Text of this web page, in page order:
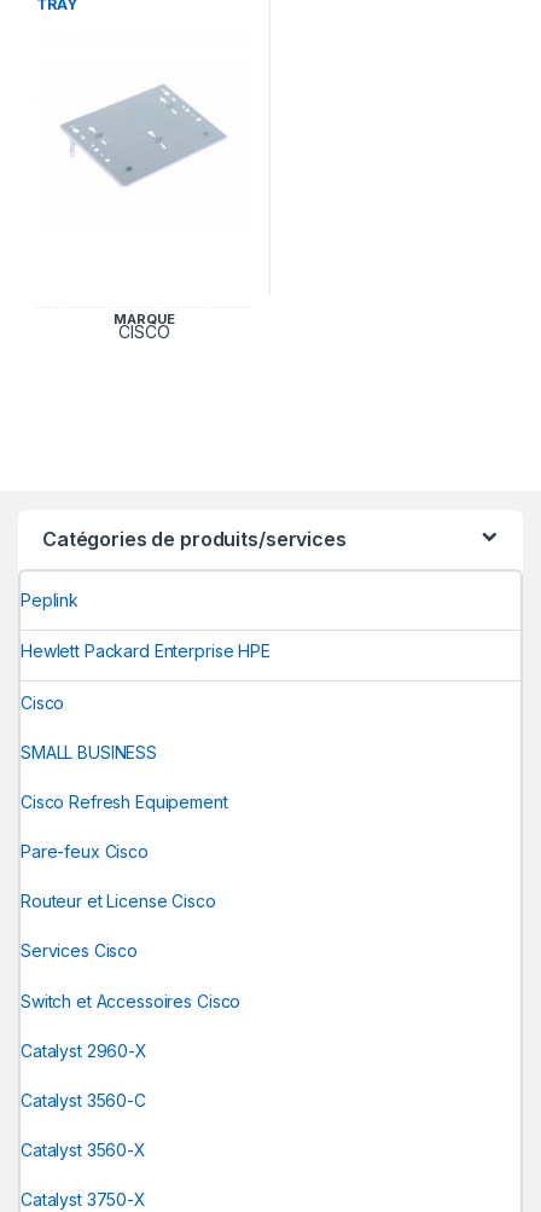
TRAY
MARQUE
CISCO
Catégories de produits/services
Peplink
Hewlett Packard Enterprise HPE
Cisco
SMALL BUSINESS
Cisco Refresh Equipement
Pare-feux Cisco
Routeur et License Cisco
Services Cisco
Switch et Accessoires Cisco
Catalyst 2960-X
Catalyst 3560-C
Catalyst 3560-X
Catalyst 3750-X